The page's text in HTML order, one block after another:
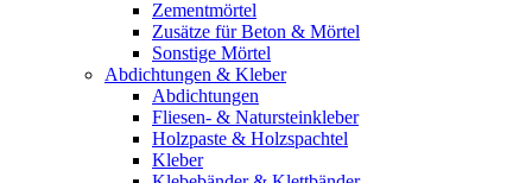
Zementmörtel
Zusätze für Beton & Mörtel
Sonstige Mörtel
Abdichtungen & Kleber
Abdichtungen
Fliesen- & Natursteinkleber
Holzpaste & Holzspachtel
Kleber